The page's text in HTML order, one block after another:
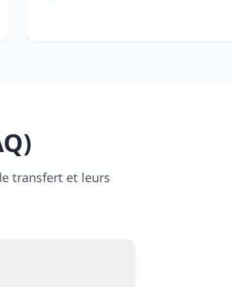
transfert et leurs